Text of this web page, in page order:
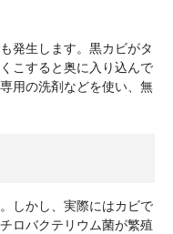
発生します。黒カビがタ
こすると奥に入り込んで
用の洗剤などを使い、無
しかし、実際にはカビで
ロバクテリウム菌が繁殖